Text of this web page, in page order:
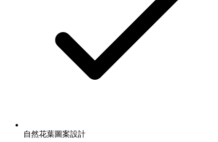
自然花葉圖案設計